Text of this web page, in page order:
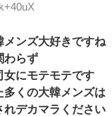
メンズ大好きですね
わらず
女にモテモテです
くの大韓メンズは
れデカマラください